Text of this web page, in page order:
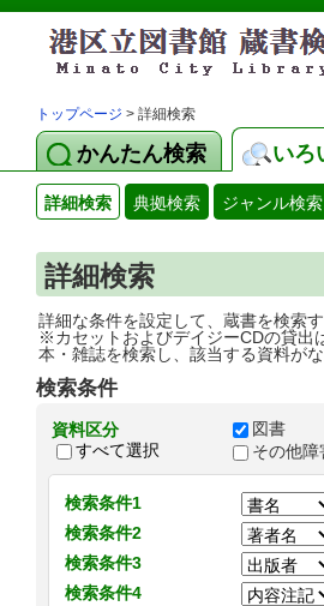
トップページ > 詳細検索
かんたん検索 いろ
詳細検索 典拠検索 ジャンル検索
詳細検索
詳細な条件を設定して、蔵書を検索
※カセットおよびデイジーCDの貸出
本・雑誌を検索し、該当する資料が
検索条件
資料区分
すべて選択
図書
その他
検索条件1
検索条件2
検索条件3
検索条件4